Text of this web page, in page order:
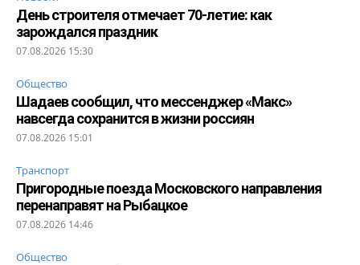
День строителя отмечает 70-летие: как
зарождался праздник
07.08.2026 15:30
Общество
Шадаев сообщил, что мессенджер «Макс»
навсегда сохранится в жизни россиян
07.08.2026 15:01
Транспорт
Пригородные поезда Московского направления
перенаправят на Рыбацкое
07.08.2026 14:46
Общество